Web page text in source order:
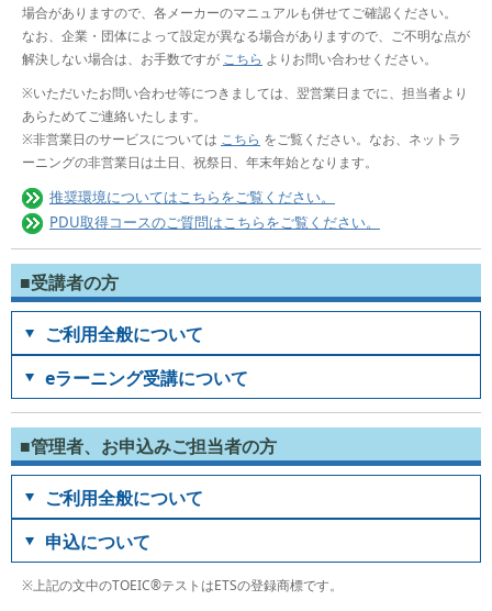
場合がありますので、各メーカーのマニュアルも併せてご確認ください。
なお、企業・団体によって設定が異なる場合がありますので、ご不明な点が
解決しない場合は、お手数ですが こちら よりお問い合わせください。
※いただいたお問い合わせ等につきましては、翌営業日までに、担当者より
あらためてご連絡いたします。
※非営業日のサービスについては こちら をご覧ください。なお、ネットラ
ーニングの非営業日は土日、祝祭日、年末年始となります。
推奨環境についてはこちらをご覧ください。
PDU取得コースのご質問はこちらをご覧ください。
■受講者の方
ご利用全般について
eラーニング受講について
■管理者、お申込みご担当者の方
ご利用全般について
申込について
※上記の文中のTOEIC®テストはETSの登録商標です。